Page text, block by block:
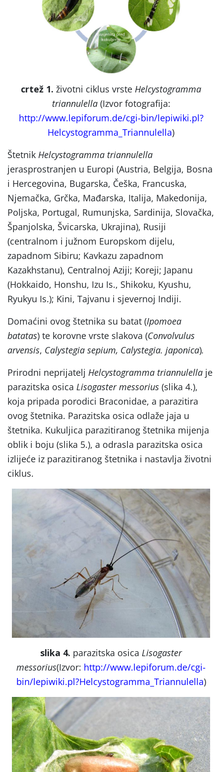
crtež 1. životni ciklus vrste Helcystogramma
triannulella (Izvor fotografija:
http://www.lepiforum.de/cgi-bin/lepiwiki.pl?
Helcystogramma_Triannulella)
Štetnik Helcystogramma triannulella
jerasprostranjen u Europi (Austria, Belgija, Bosna
i Hercegovina, Bugarska, Češka, Francuska,
Njemačka, Grčka, Mađarska, Italija, Makedonija,
Poljska, Portugal, Rumunjska, Sardinija, Slovačka,
Španjolska, Švicarska, Ukrajina), Rusiji
(centralnom i južnom Europskom dijelu,
zapadnom Sibiru; Kavkazu zapadnom
Kazakhstanu), Centralnoj Aziji; Koreji; Japanu
(Hokkaido, Honshu, Izu Is., Shikoku, Kyushu,
Ryukyu Is.); Kini, Tajvanu i sjevernoj Indiji.
Domaćini ovog štetnika su batat (Ipomoea
batatas) te korovne vrste slakova (Convolvulus
arvensis, Calystegia sepium, Calystegia. japonica).
Prirodni neprijatelj Helcystogramma triannulella je
parazitska osica Lisogaster messorius (slika 4.),
koja pripada porodici Braconidae, a parazitira
ovog štetnika. Parazitska osica odlaže jaja u
štetnika. Kukuljica parazitiranog štetnika mijenja
oblik i boju (slika 5.), a odrasla parazitska osica
izlijeće iz parazitiranog štetnika i nastavlja životni
ciklus.
slika 4. parazitska osica Lisogaster
messorius(Izvor: http://www.lepiforum.de/cgi-
bin/lepiwiki.pl?Helcystogramma_Triannulella)